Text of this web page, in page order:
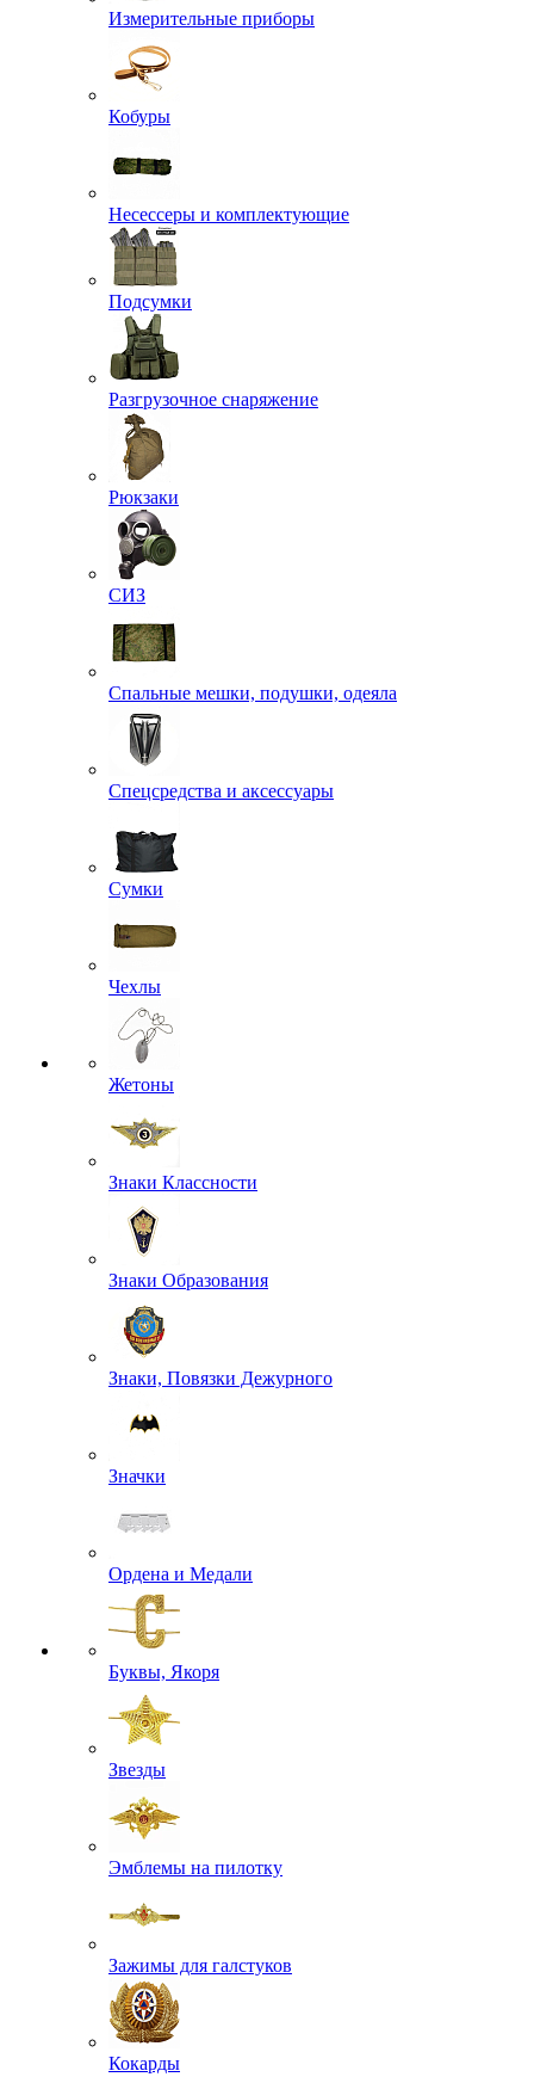
Измерительные приборы
Кобуры
Несессеры и комплектующие
Подсумки
Разгрузочное снаряжение
Рюкзаки
СИЗ
Спальные мешки, подушки, одеяла
Спецсредства и аксессуары
Сумки
Чехлы
Жетоны
Знаки Классности
Знаки Образования
Знаки, Повязки Дежурного
Значки
Ордена и Медали
Буквы, Якоря
Звезды
Эмблемы на пилотку
Зажимы для галстуков
Кокарды